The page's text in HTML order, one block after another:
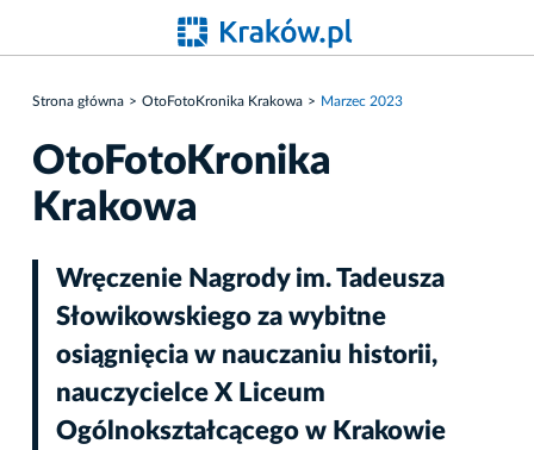
Strona główna OtoFotoKronika Krakowa Marzec 2023
OtoFotoKronika
Krakowa
Wręczenie Nagrody im. Tadeusza
Słowikowskiego za wybitne
osiągnięcia w nauczaniu historii,
nauczycielce X Liceum
Ogólnokształcącego w Krakowie